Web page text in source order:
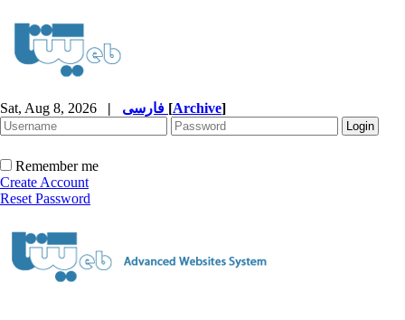
Sat, Aug 8, 2026 | [Archive]
Remember me
Create Account
Reset Password